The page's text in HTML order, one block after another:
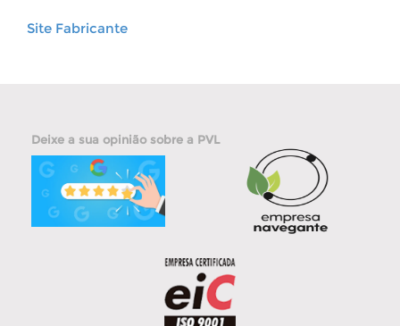
Site Fabricante
Deixe a sua opinião sobre a PVL